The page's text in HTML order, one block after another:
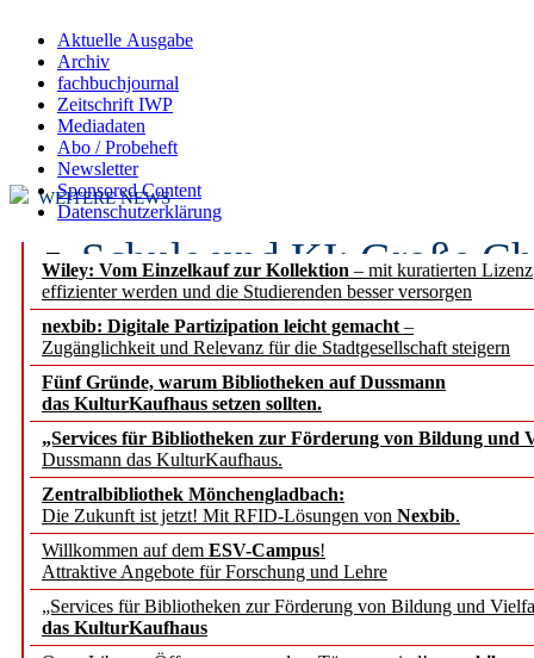
Aktuelle Ausgabe
Archiv
fachbuchjournal
Zeitschrift IWP
Mediadaten
Abo / Probeheft
Newsletter
Sponsored Content
Datenschutzerklärung
Wiley: Vom Einzelkauf zur Kollektion – mit kuratierten
effizienter werden und die Studierenden besser versorgen
nexbib: Digitale Partizipation leicht gemacht –
Zugänglichkeit und Relevanz für die Stadtgesellschaft steigern
Fünf Gründe, warum Bibliotheken auf Dussmann
das KulturKaufhaus setzen sollten.
„Services für Bibliotheken zur Förderung von Bildung und
Dussmann das KulturKaufhaus.
Zentralbibliothek Mönchengladbach:
Die Zukunft ist jetzt! Mit RFID-Lösungen von Nexbib.
Willkommen auf dem ESV-Campus!
Attraktive Angebote für Forschung und Lehre
„Services für Bibliotheken zur Förderung von Bildung und
das KulturKaufhaus
WEITERE NEWS
Schule und KI: Große
Voraussetzungen
Erfolgreiches erstes
Segment Research –
angepasst
konstruktiv!
Mohr Siebeck